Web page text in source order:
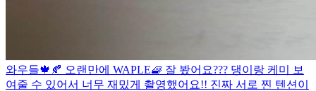
와우들🍁🍂 오랜만에 WAPLE🧇 잘 봤어요??? 댕이랑 케미 보
여줄 수 있어서 너무 재밌게 촬영했어요!! 진짜 서로 찐 텐션이